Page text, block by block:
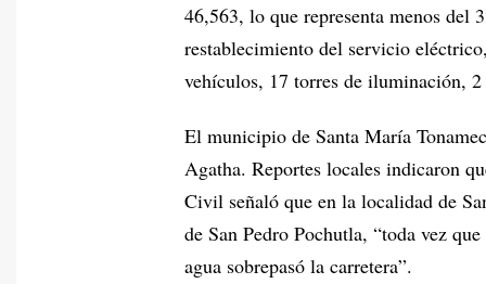
46,563, lo que representa menos del
restablecimiento del servicio
vehículos, 17 torres de iluminación,
El municipio de Santa María
Agatha. Reportes locales indicaron
Civil señaló que en la localidad de
de San Pedro Pochutla, “toda vez
agua sobrepasó la carretera”.